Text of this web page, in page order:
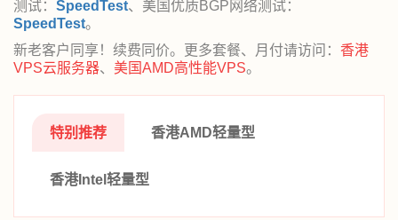
测试： SpeedTest、美国优质BGP网络测试：
SpeedTest。
新老客户同享！续费同价。更多套餐、月付请访问： 香港
VPS云服务器、 美国AMD高性能VPS。
特别推荐 香港AMD轻量型
香港Intel轻量型